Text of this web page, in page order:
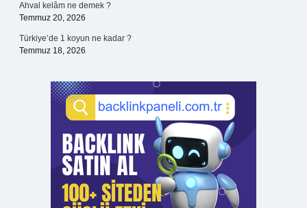
Ahval kelâm ne demek ?
Temmuz 20, 2026
Türkiye’de 1 koyun ne kadar ?
Temmuz 18, 2026